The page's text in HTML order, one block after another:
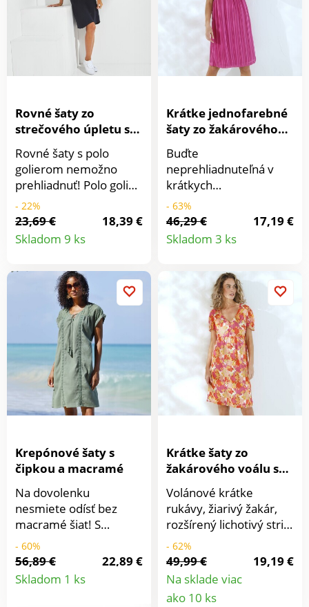
Rovné šaty zo
strečového úpletu s
polo golierom
Rovné šaty s polo
golierom nemožno
prehliadnuť! Polo golier
s gombíkovou légou.
Krátke rukávy. Rovný
spodný lem. Strečový
komfortný úplet. Dĺžka
100 by Oeko-Tex (n°
CQ 1236/3). Táto
známka označuje
textilné výrobky, ktoré
boli podrobené
laboratórnym testom
na široké spektrum
škodlivých látok a
výrobok je bezpečný
práčke.
- 22%
23,69 €
18,39 €
Skladom 9 ks
Detail
Krátke jednofarebné
šaty zo žakárového
voálu
Buďte
neprehliadnuteľná v
krátkych
jednofarebných šatách
zo žakárového voálu.
Výstrih do V s falošnou
gombíkovou légou. Pod
nariasenie. Rukávy s
pružným zakončením.
Nariasené plecia.
Rozšírený spodný lem.
Možno prať v práčke.
- 63%
46,29 €
17,19 €
Skladom 3 ks
Detail
Krepónové šaty s
čipkou a macramé
Na dovolenku
nesmiete odísť bez
macramé šiat! S
ženskými detailmi, z
krepónového ľahkého
materiálu a v módnej
dĺžke. Originálny
- 60%
56,89 €
22,89 €
Skladom 1 ks
Detail
Krátke šaty zo
žakárového voálu s
potlačou maxi
kvietkov
Volánové krátke
rukávy, žiarivý žakár,
rozšírený lichotivý strih
- je to toľko dobrých
dôvodov, prečo si
obstarať krátke šaty s
potlačou veľkých
- 62%
49,99 €
19,19 €
Na sklade viac
ako 10 ks